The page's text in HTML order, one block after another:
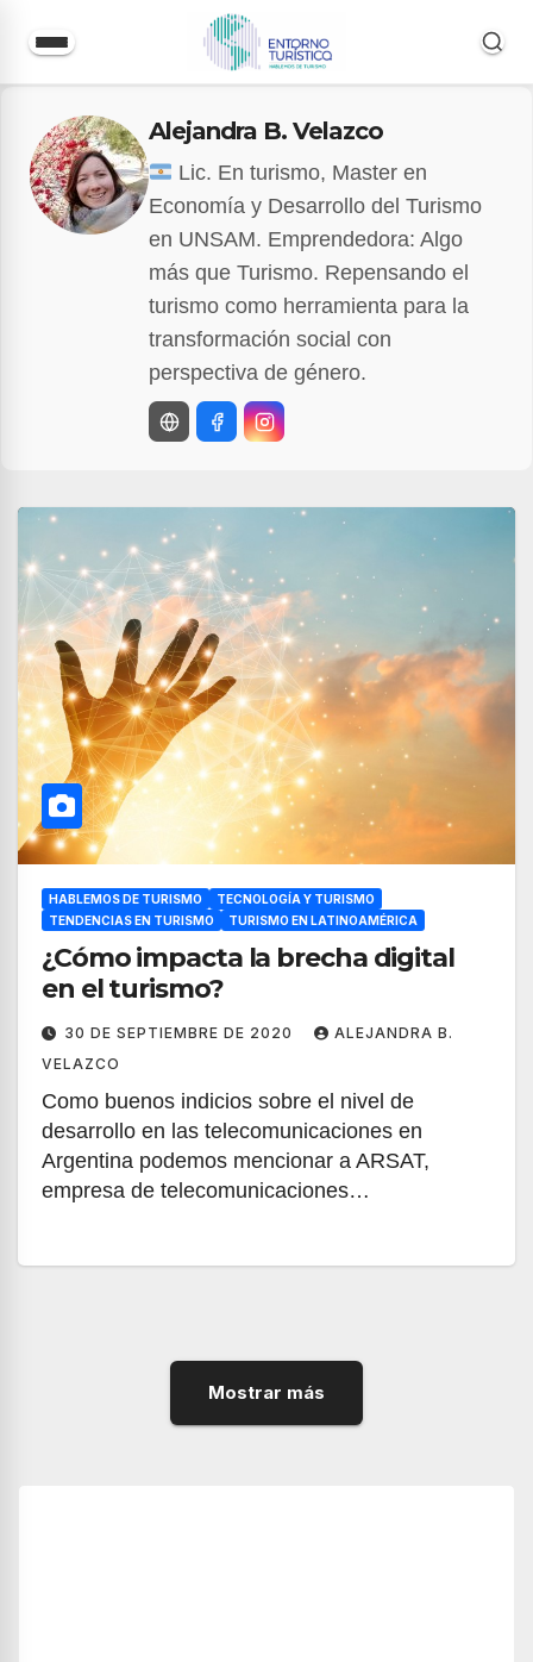
contenido
Alejandra B. Velazco
Lic. En turismo, Master en
Economía y Desarrollo del Turismo
en UNSAM. Emprendedora: Algo
más que Turismo. Repensando el
turismo como herramienta para la
transformación social con
perspectiva de género.
HABLEMOS DE TURISMO
TECNOLOGÍA Y TURISMO
TENDENCIAS EN TURISMO
TURISMO EN LATINOAMÉRICA
¿Cómo impacta la brecha digital
en el turismo?
30 DE SEPTIEMBRE DE 2020
ALEJANDRA B.
VELAZCO
Como buenos indicios sobre el nivel de
desarrollo en las telecomunicaciones en
Argentina podemos mencionar a ARSAT,
empresa de telecomunicaciones…
Mostrar más